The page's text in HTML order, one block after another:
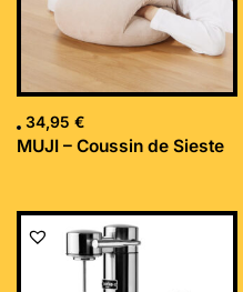
34,95 €
MUJI – Coussin de Sieste